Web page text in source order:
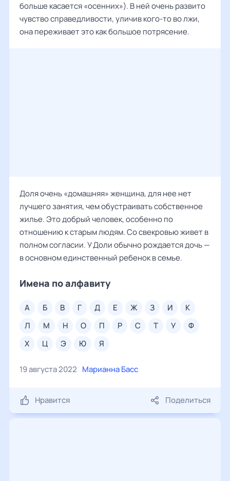
больше касается «осенних»). В ней очень развито
чувство справедливости, уличив кого-то во лжи,
она переживает это как большое потрясение.
Доля очень «домашняя» женщина, для нее нет
лучшего занятия, чем обустраивать собственное
жилье. Это добрый человек, особенно по
отношению к старым людям. Со свекровью живет в
полном согласии. У Доли обычно рождается дочь —
в основном единственный ребенок в семье.
Имена по алфавиту
а б в г д е ж з и
к
л
м н о п р с т у
ф
х
ц э ю я
19 августа 2022 Марианна Басс
Нравится Поделиться